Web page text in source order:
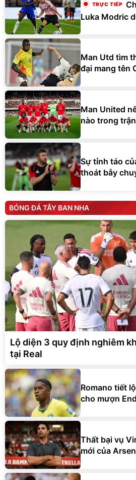
Luka Modric
Man Utd tìm
đại mang tên
Man United
nào trong
Sự tỉnh táo
thoát bẫy
BÓNG ĐÁ TÂY BAN NHA
Lộ diện 3 quy định nghiêm
tại Real
Romano tiết
cho mượn
Thất bại vụ
mới của